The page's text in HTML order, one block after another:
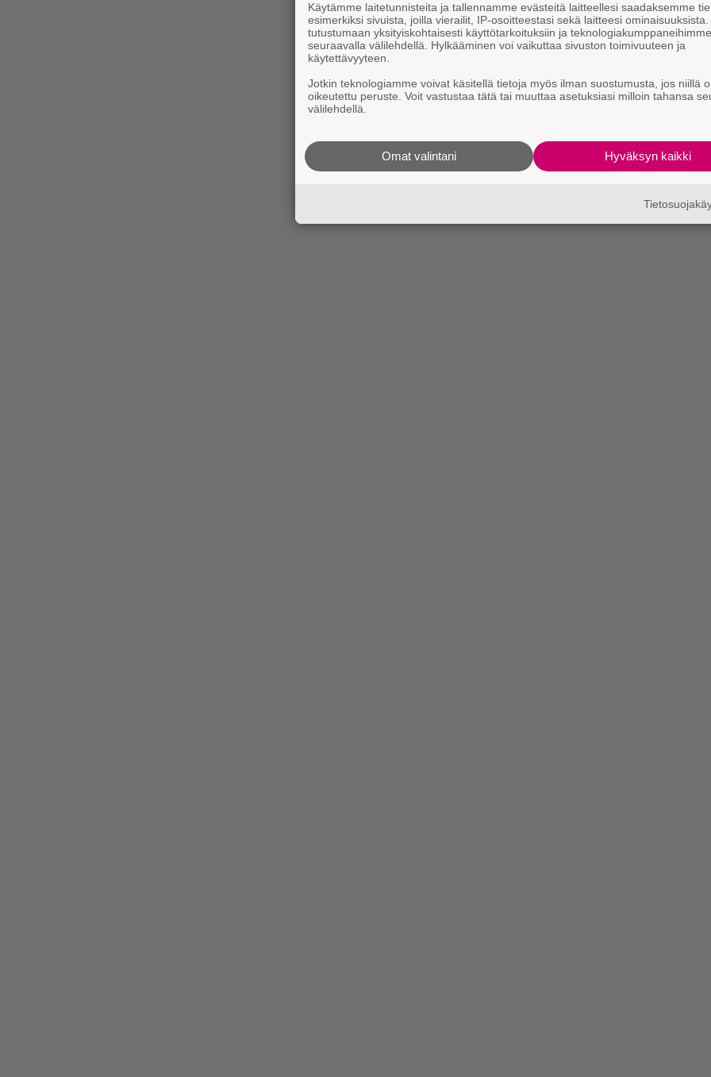
Käytämme laitetunnisteita ja tallennamme evästeitä laitteellesi saadaksemme
esimerkiksi sivuista, joilla vierailit, IP-osoitteestasi sekä laitteesi
tutustumaan yksityiskohtaisesti käyttötarkoituksiin ja teknologiakumppaneihimme
seuraavalla välilehdellä. Hylkääminen voi vaikuttaa sivuston toimivuuteen ja
käytettävyyteen.
Jotkin teknologiamme voivat käsitellä tietoja myös ilman suostumusta, jos niillä
oikeutettu peruste. Voit vastustaa tätä tai muuttaa asetuksiasi milloin tahansa
välilehdellä.
Hyväksyn kaikki
Omat valintani